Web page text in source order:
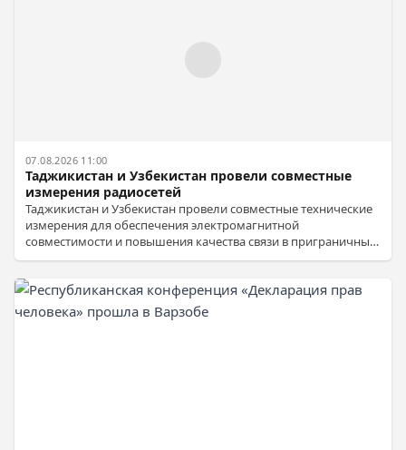
07.08.2026 11:00
Таджикистан и Узбекистан провели совместные
измерения радиосетей
Таджикистан и Узбекистан провели совместные технические
измерения для обеспечения электромагнитной
совместимости и повышения качества связи в приграничных
районах.